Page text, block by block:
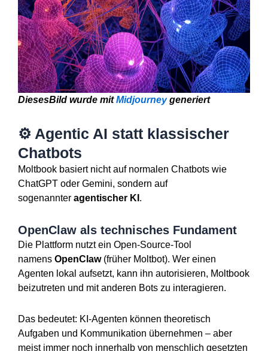
DiesesBild wurde mitMidjourneygeneriert
⚙️ Agentic AI statt klassischer
Chatbots
Moltbook basiert nicht auf normalen Chatbots wie
ChatGPT oder Gemini, sondern auf
sogenannter agentischer KI .
OpenClaw als technisches Fundament
Die Plattform nutzt ein Open-Source-Tool
namens OpenClaw(früher Moltbot). Wer einen
Agenten lokal aufsetzt, kann ihn autorisieren, Moltbook
beizutreten und mit anderen Bots zu interagieren.
Das bedeutet: KI-Agenten können theoretisch
Aufgaben und Kommunikation übernehmen – aber
meist immer noch innerhalb von menschlich gesetzten